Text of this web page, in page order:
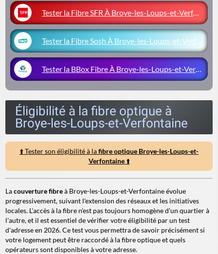
Tester la Fibre SFR À Broye-les-Loups-et-
Tester la Fibre Sosh À Broye-les-Loups-et-
Tester la BBox Fibre À Broye-les-Loups-et-
Éligibilité à la fibre optique à
Broye-les-Loups-et-Verfontaine
⬆️ Tester son éligibilité à lafibre optique Broye-les-Loups-et-
Verfontaine⬆️
Lacouverture fibreà Broye-les-Loups-et-Verfontaine évolue
progressivement, suivant l'extension des réseaux et les initiatives
locales. L'accès à la fibre n'est pas toujours homogène d'un quartier à
l'autre, et il est essentiel de vérifier votre éligibilité par un test
d'adresse en 2026. Ce test vous permettra de savoir précisément si
votre logement peut être raccordé à la fibre optique et quels
opérateurs sont disponibles à votre adresse.